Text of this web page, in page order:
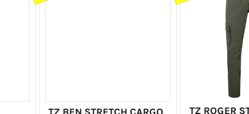
TZ BEN STRETCH CARGO
TZ ROGER